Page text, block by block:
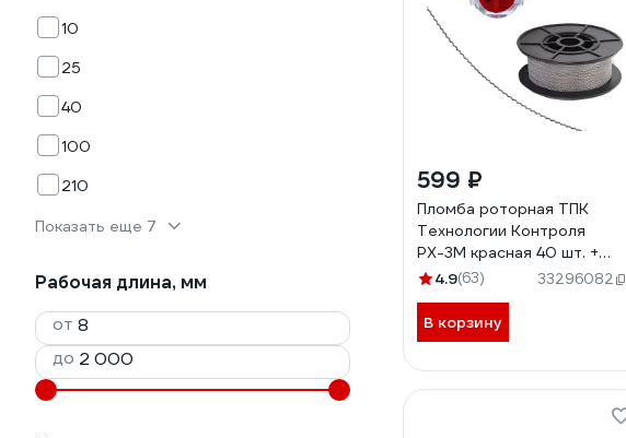
10
25
40
100
210
Показать еще 7
Рабочая длина, мм
от
до
599 ₽
Пломба роторная ТПК
Технологии Контроля
РХ-3М красная 40 шт. +
проволока пломбировочная
4.9(63) 33296082
В корзину